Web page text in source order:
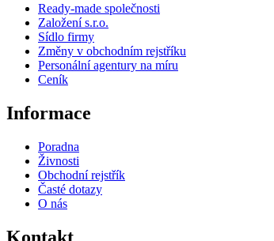
Ready-made společnosti
Založení s.r.o.
Sídlo firmy
Změny v obchodním rejstříku
Personální agentury na míru
Ceník
Informace
Poradna
Živnosti
Obchodní rejstřík
Časté dotazy
O nás
Kontakt